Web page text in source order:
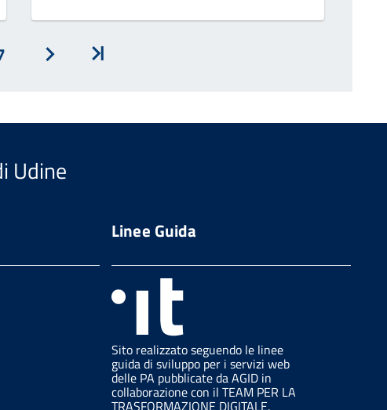
Udine
Linee Guida
Sito realizzato seguendo le linee
guida di sviluppo per i servizi web
delle PA pubblicate da AGID in
collaborazione con il TEAM PER LA